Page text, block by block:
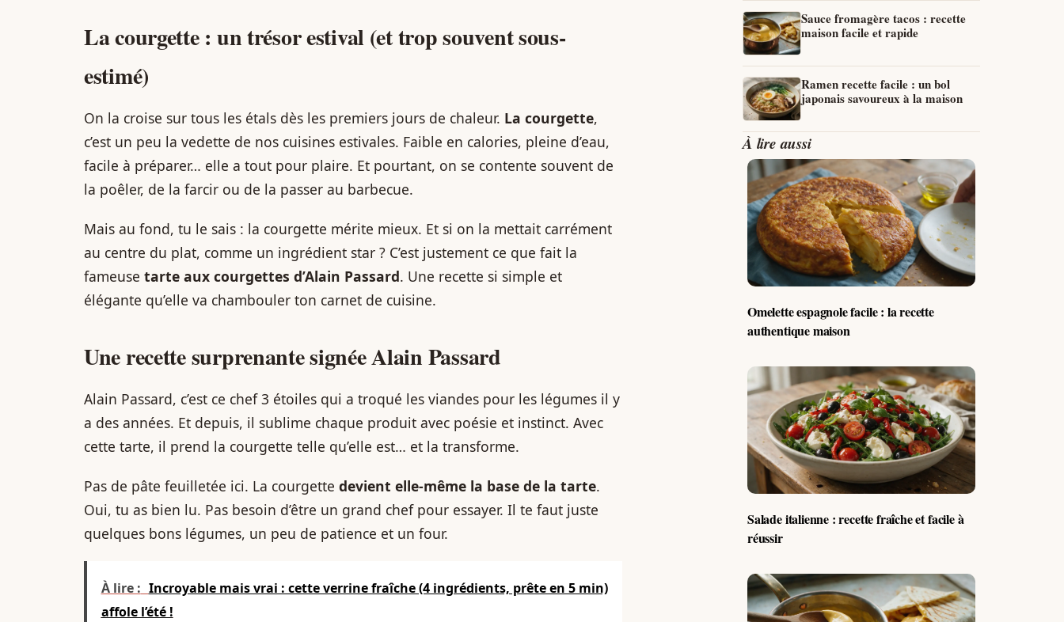
La courgette : un trésor estival (et trop souvent sous-
estimé)
On la croise sur tous les étals dès les premiers jours de chaleur. La courgette,
c’est un peu la vedette de nos cuisines estivales. Faible en calories, pleine d’eau,
facile à préparer… elle a tout pour plaire. Et pourtant, on se contente souvent de
la poêler, de la farcir ou de la passer au barbecue.
Mais au fond, tu le sais : la courgette mérite mieux. Et si on la mettait carrément
au centre du plat, comme un ingrédient star ? C’est justement ce que fait la
fameuse tarte aux courgettes d’Alain Passard. Une recette si simple et
élégante qu’elle va chambouler ton carnet de cuisine.
Une recette surprenante signée Alain Passard
Alain Passard, c’est ce chef 3 étoiles qui a troqué les viandes pour les légumes il y
a des années. Et depuis, il sublime chaque produit avec poésie et instinct. Avec
cette tarte, il prend la courgette telle qu’elle est… et la transforme.
Pas de pâte feuilletée ici. La courgette devient elle-même la base de la tarte.
Oui, tu as bien lu. Pas besoin d’être un grand chef pour essayer. Il te faut juste
quelques bons légumes, un peu de patience et un four.
À lire : Incroyable mais vrai : cette verrine fraîche (4 ingrédients, prête en 5 min)
affole l’été !
Sauce fromagère tacos : recette
maison facile et rapide
Ramen recette facile : un bol
japonais savoureux à la maison
À lire aussi
Omelette espagnole facile : la recette
authentique maison
Salade italienne : recette fraîche et facile à
réussir